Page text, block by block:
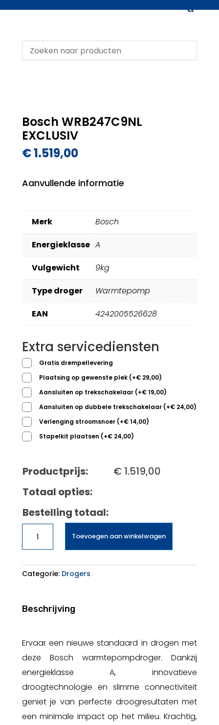
Bosch WRB247C9NL
EXCLUSIV
€1.519,00
Aanvullende informatie
Merk Bosch
Energieklasse A
Vulgewicht 9kg
Type droger Warmtepomp
EAN 4242005526628
Extra servicediensten
Gratis drempellevering
Plaatsing op gewenste plek (+€29,00)
Aansluiten op trekschakelaar (+€19,00)
Aansluiten op dubbele trekschakelaar (+€24,00)
Verlenging stroomsnoer (+€14,00)
Stapelkit plaatsen (+€24,00)
Productprijs: €1.519,00
Totaal opties:
Bestelling totaal:
WRB247C9NL
EXCLUSIV
aantal
Toevoegen aan winkelwagen
Categorie: Drogers
Beschrijving
Ervaar een nieuwe standaard in drogen met
deze Bosch warmtepompdroger. Dankzij
energieklasse A, innovatieve
droogtechnologie en slimme connectiviteit
geniet je van perfecte droogresultaten met
een minimale impact op het milieu. Krachtig,